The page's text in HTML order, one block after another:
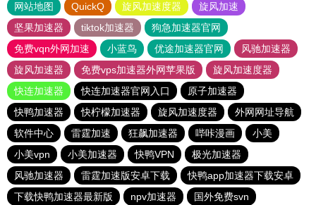
网站地图 QuickQ 旋风加速度器
旋风加速
坚果加速器
tiktok加速器
狗急加速器官网
免费vqn外网加速
小蓝鸟 优途加速器官网
风驰加速器
旋风加速器
免费vps加速器外网苹果版
旋风加速度器
快连加速器
快连加速器官网入口
原子加速器
快鸭加速器
快柠檬加速器 旋风加速度器
外网网址导航
软件中心
雷霆加速 狂飙加速器 哔咔漫画
小美
小美vpn
小美加速器 快鸭VPN
极光加速器
风驰加速器
雷霆加速版安卓下载
快鸭app加速器下载安卓
下载快鸭加速器最新版
npv加速器
国外免费svn